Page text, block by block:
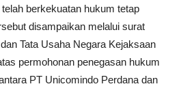
berkekuatan hukum tetap
disampaikan melalui surat
Tata Usaha Negara Kejaksaan
permohonan penegasan hukum
PT Unicomindo Perdana dan